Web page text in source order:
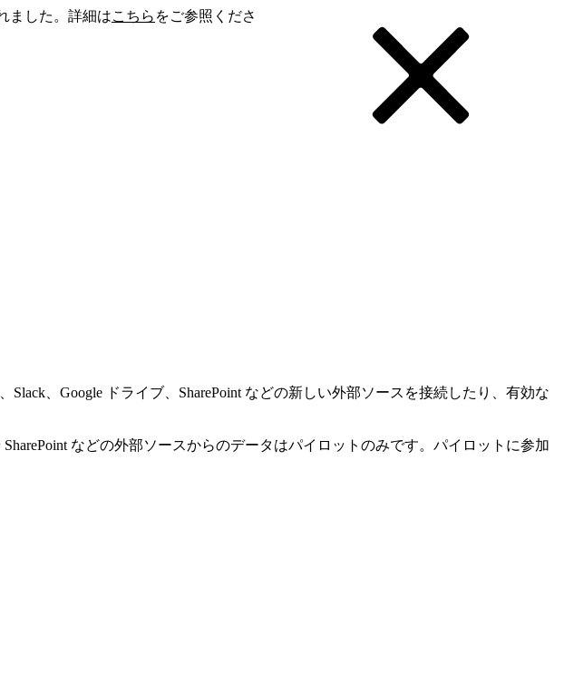
ました。詳細はこちら をご参照くださ
、Google ドライブ、SharePoint などの新しい外部ソースを接続したり、有効な
などの外部ソースからのデータはパイロットのみです。パイロットに参加